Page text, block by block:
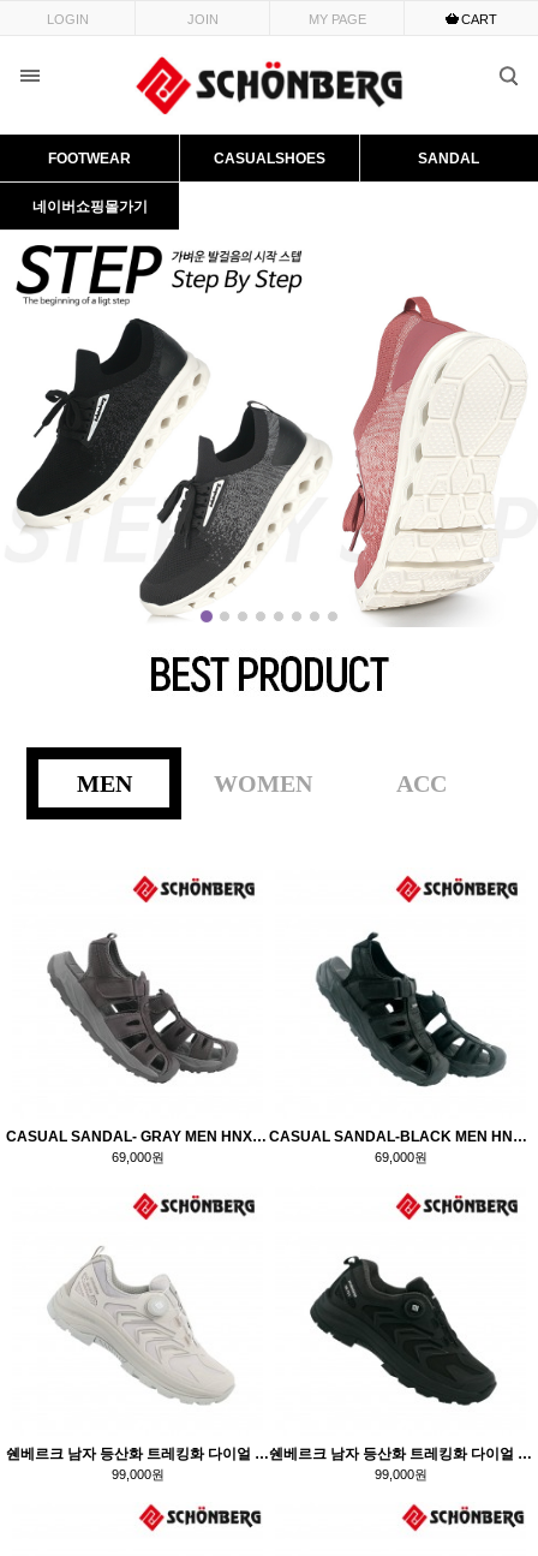
LOGIN JOIN MY PAGE CART
FOOTWEAR CASUALSHOES SANDAL
네이버쇼핑몰가기
MEN WOMEN ACC
CASUAL SANDAL- GRAY MEN HNX7070
69,000원
CASUAL SANDAL-BLACK MEN HNX7071
69,000원
쉔베르크 남자 등산화 트레킹화 다이얼 방수 테란-TM337 / 그레이
99,000원
쉔베르크 남자 등산화 트레킹화 다이얼 방수 테란-TM338 / 블랙
99,000원